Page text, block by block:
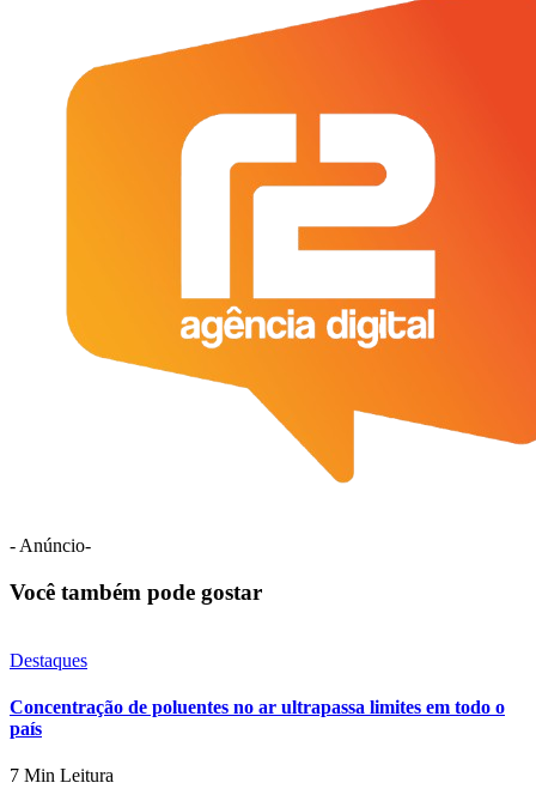
- Anúncio-
Você também pode gostar
Destaques
Concentração de poluentes no ar ultrapassa limites em todo o
país
7 Min Leitura